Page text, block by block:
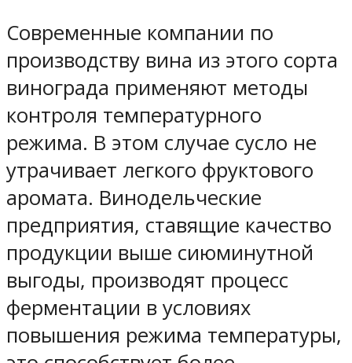
Современные компании по
производству вина из этого сорта
винограда применяют методы
контроля температурного
режима. В этом случае сусло не
утрачивает легкого фруктового
аромата. Винодельческие
предприятия, ставящие качество
продукции выше сиюминутной
выгоды, производят процесс
ферментации в условиях
повышения режима температуры,